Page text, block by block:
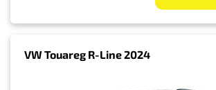
VW Touareg R-Line 2024